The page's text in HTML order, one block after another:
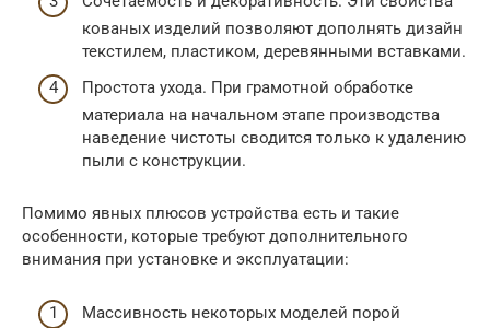
кованых изделий позволяют дополнять дизайн
текстилем, пластиком, деревянными вставками.
Простота ухода. При грамотной обработке
материала на начальном этапе производства
наведение чистоты сводится только к удалению
пыли с конструкции.
Помимо явных плюсов устройства есть и такие
особенности, которые требуют дополнительного
внимания при установке и эксплуатации:
Массивность некоторых моделей порой